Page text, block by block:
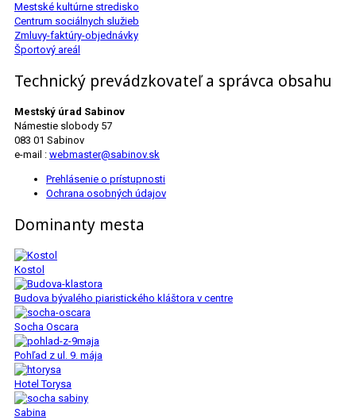
Mestské kultúrne stredisko
Centrum sociálnych služieb
Zmluvy-faktúry-objednávky
Športový areál
Technický prevádzkovateľ a správca obsahu
Mestský úrad Sabinov
Námestie slobody 57
083 01 Sabinov
e-mail : webmaster@sabinov.sk
Prehlásenie o prístupnosti
Ochrana osobných údajov
Dominanty mesta
Kostol
Budova bývalého piaristického kláštora v centre
Socha Oscara
Pohľad z ul. 9. mája
Hotel Torysa
Sabina